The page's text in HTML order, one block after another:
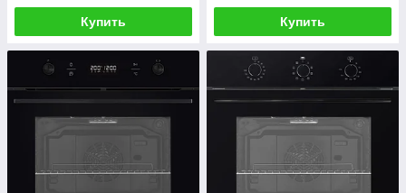
Купить Купить